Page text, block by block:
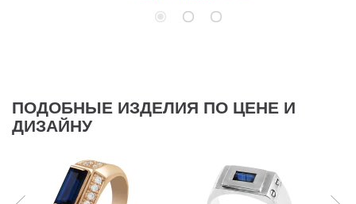
ПОДОБНЫЕ ИЗДЕЛИЯ ПО ЦЕНЕ И
ДИЗАЙНУ